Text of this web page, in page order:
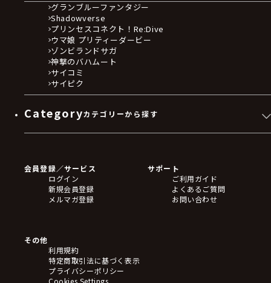
グランブルーファンタジー
Shadowverse
プリンセスコネクト！Re:Dive
ウマ娘 プリティーダービー
ゾンビランドサガ
神撃のバハムート
サイコミ
サイピク
Categoryカテゴリーから探す
フィギュア
アクリルスタンド
バッジ
キーホルダー・ストラップ
ステッカー・シール・カード
タペストリー・ポスター
アームサポーター
ブレードホルダー
会員登録／サービス
ログイン
新規会員登録
メルマガ登録
サポート
ご利用ガイド
よくあるご質問
お問い合わせ
その他
利用規約
特定商取引法に基づく表示
プライバシーポリシー
Cookies Settings